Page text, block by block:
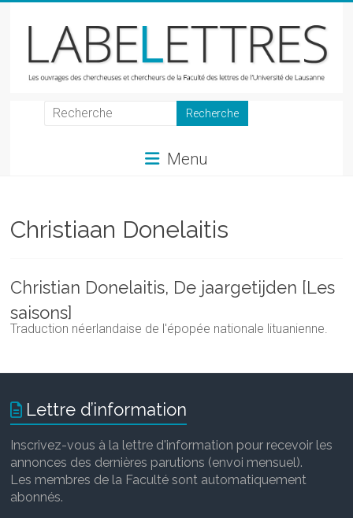
LabeLettres
et
chercheurs
Faculté
des
lettres
Menu
Christiaan Donelaitis
Christian Donelaitis, De jaargetijden [Les
saisons]
Traduction néerlandaise de l'épopée nationale lituanienne.
Lettre d’information
Inscrivez-vous à la lettre d'information pour recevoir les
annonces des dernières parutions (envoi mensuel).
Les membres de la Faculté sont automatiquement
abonnés.